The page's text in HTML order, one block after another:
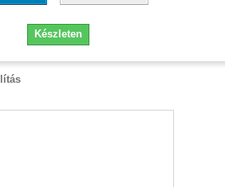
Készleten